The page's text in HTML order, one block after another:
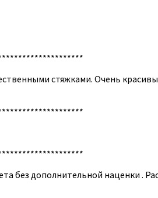
стяжками. Очень
без дополнительной наценки .